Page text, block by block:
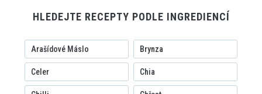
HLEDEJTE RECEPTY PODLE INGREDIENCÍ
Arašídové Máslo Brynza
Celer Chia